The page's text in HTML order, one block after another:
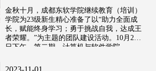
活动（第二期）
金秋十月，成都东软学院继续教育（培训）
学院为23级新生精心准备了以“助力全面成
长，赋能终身学习；勇于挑战自我，达成王
者荣耀。”为主题的团队建设活动。10月24
日下午，第二期，计算机与软件学院...
2023-11-01